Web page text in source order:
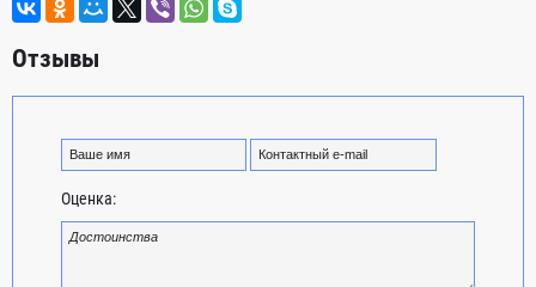
Отзывы
Оценка: